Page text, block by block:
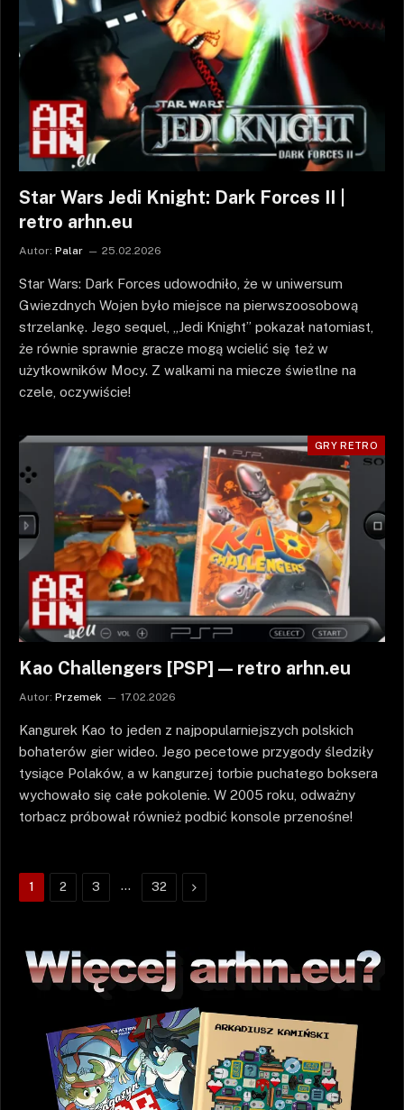
Star Wars Jedi Knight: Dark Forces II |
retro arhn.eu
Autor: Palar 25.02.2026
Star Wars: Dark Forces udowodniło, że w uniwersum
Gwiezdnych Wojen było miejsce na pierwszoosobową
strzelankę. Jego sequel, „Jedi Knight” pokazał natomiast,
że równie sprawnie gracze mogą wcielić się też w
użytkowników Mocy. Z walkami na miecze świetlne na
czele, oczywiście!
GRY RETRO
Kao Challengers [PSP] — retro arhn.eu
Autor: Przemek 17.02.2026
Kangurek Kao to jeden z najpopularniejszych polskich
bohaterów gier wideo. Jego pecetowe przygody śledziły
tysiące Polaków, a w kangurzej torbie puchatego boksera
wychowało się całe pokolenie. W 2005 roku, odważny
torbacz próbował również podbić konsole przenośne!
1 2 3 … 32 Następne